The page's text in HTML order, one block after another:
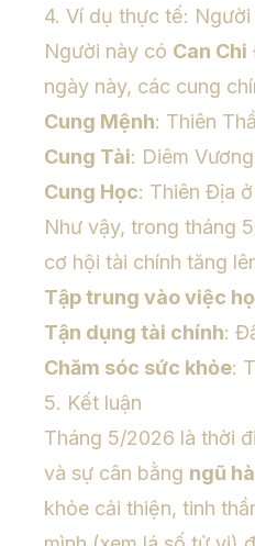
4. Ví dụ thực tế: Người
Người này có Can Chi
ngày này, các cung
Cung Mệnh: Thiên
Cung Tài: Diêm
Cung Học: Thiên Địa
Như vậy, trong tháng
cơ hội tài chính tăng
Tập trung vào việc
Tận dụng tài chính:
Chăm sóc sức khỏe:
5. Kết luận
Tháng 5/2026 là thời
và sự cân bằng ngũ
khỏe cải thiện, tinh